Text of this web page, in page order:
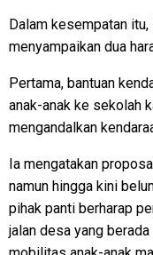
Dalam kesempatan
menyampaikan dua
Pertama, bantuan
anak-anak ke sekolah
mengandalkan
Ia mengatakan
namun hingga kini
pihak panti berharap
jalan desa yang